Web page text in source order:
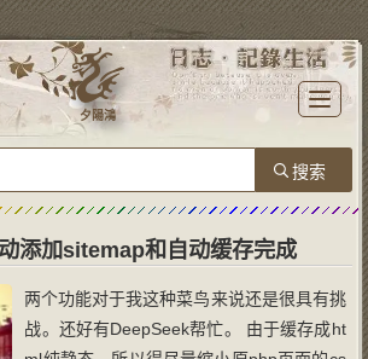
T
o
l
e
n
i
n
夕陽鴻
添加sitemap和自动缓存完成
两个功能对于我这种菜鸟来说还是很具有挑
战。还好有DeepSeek帮忙。 由于缓存成ht